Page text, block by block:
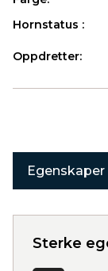
Hornstatus :
Oppdretter:
Egenskaper
Sterke